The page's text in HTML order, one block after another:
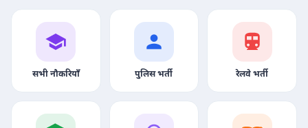
सभी नौकरियाँ पुलिस भर्ती रेलवे भर्ती